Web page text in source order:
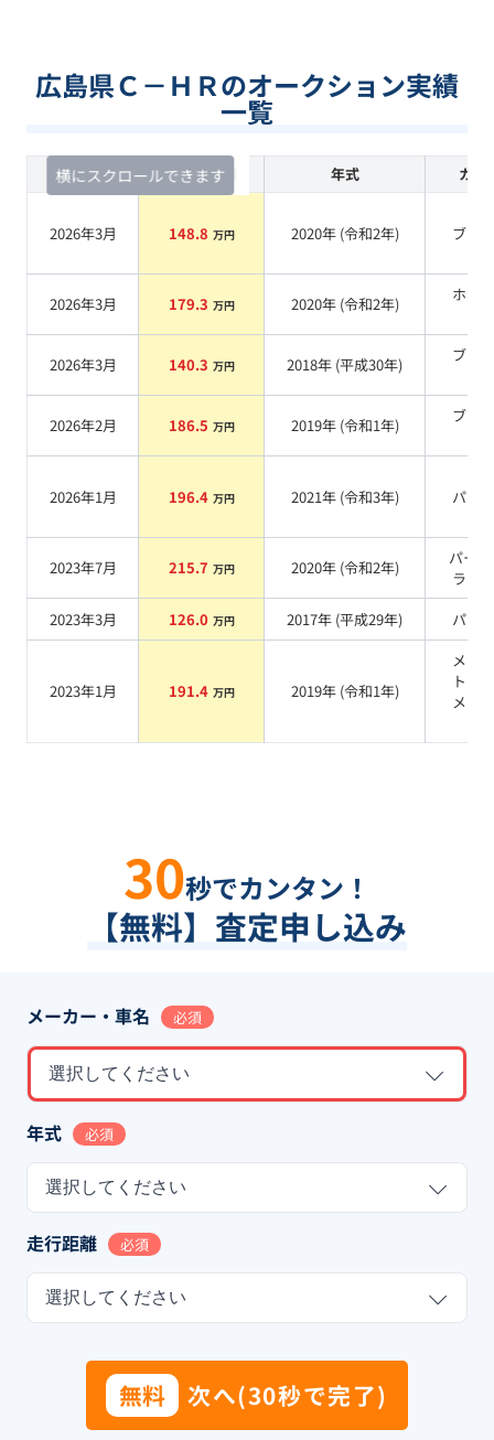
広島県Ｃ－ＨＲのオークション実績
一覧
横にスクロールできます
査定時期 セルカ実績 年式 カラ
2026年3月 148.8 万円 2020年 (令和2年) ブルー
2026年3月 179.3 万円 2020年 (令和2年)
ホワ
2026年3月 140.3 万円 2018年 (平成30年)
ブラ
2026年2月 186.5 万円 2019年 (令和1年)
ブラ
2026年1月 196.4 万円 2021年 (令和3年) パール
2023年7月 215.7 万円 2020年 (令和2年)
パー
ラック
2023年3月
126.0 万円 2017年 (平成29年) パール
2023年1月 191.4 万円 2019年 (令和1年)
メタ
トリ
メタ
30秒でカンタン！
【無料】査定申し込み
メーカー・車名 必須
選択してください
年式 必須
選択してください
走行距離 必須
選択してください
無料 次へ(30秒で完了)